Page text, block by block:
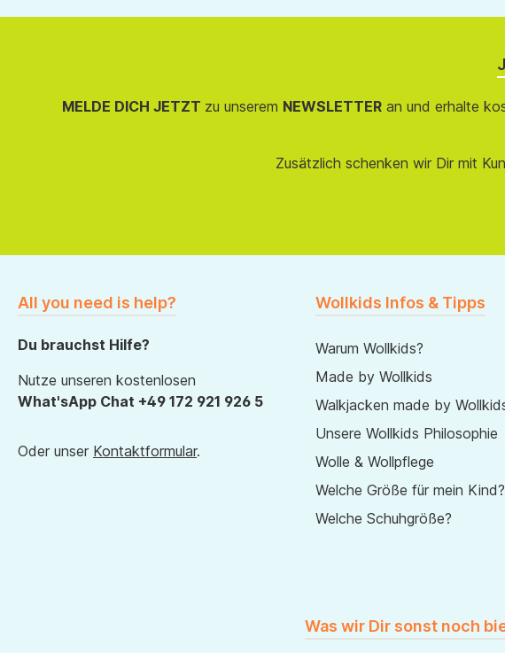
MELDE DICH JETZT zu unserem NEWSLETTERan und erhalte
Zusätzlich schenken wir Dir mit
All you need is help?
Du brauchst Hilfe?
Nutze unseren kostenlosen
What'sApp Chat +49 172 921 926 5
Oder unser Kontaktformular.
Wollkids Infos & Tipps
Warum Wollkids?
Made by Wollkids
Walkjacken made by
Unsere Wollkids Philosophie
Wolle & Wollpflege
Welche Größe für mein Kind?
Welche Schuhgröße?
Was wir Dir sonst noch